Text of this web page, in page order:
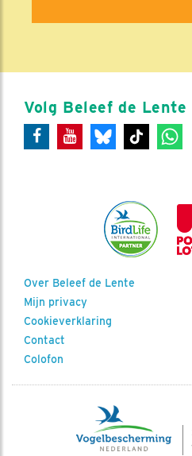
Volg Beleef de Lente
Over Beleef de Lente
Mijn privacy
Cookieverklaring
Contact
Colofon